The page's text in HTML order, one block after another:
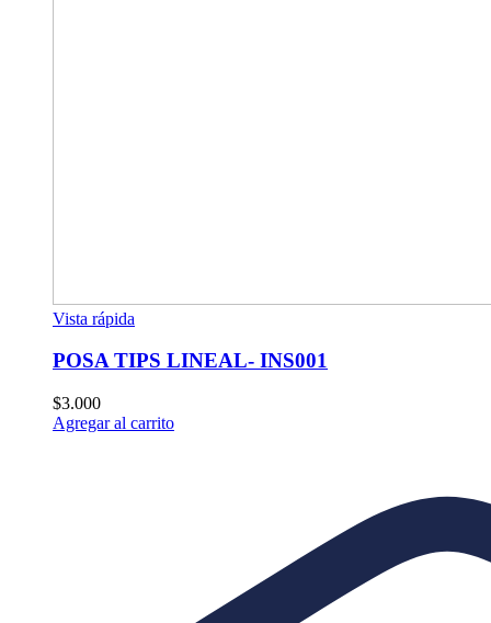
Vista rápida
POSA TIPS LINEAL- INS001
$3.000
Agregar al carrito